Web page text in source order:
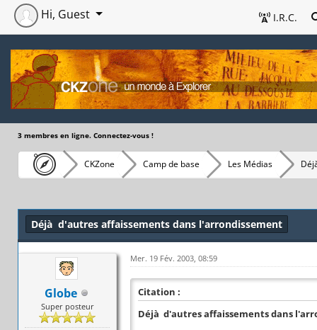
I.R.C.
Hi, Guest
3 membres en ligne. Connectez-vous !
CKZone Camp de base Les Médias
Déjà d'autres affaissements dans l'arrondissement
Globe
Super posteur
Mer. 19 Fév. 2003, 08:59
Citation :
Déjà d'autres affaissements dans